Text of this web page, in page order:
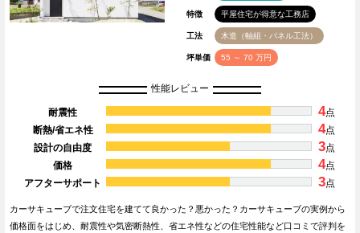
特徴 平屋住宅が得意な工務店
工法 木造（軸組・パネル工法）
坪単価 55 ～ 70 万円
性能レビュー
耐震性 4点
断熱/省エネ性
4点
設計の自由度
3点
価格
4点
アフターサポート
3点
カーサキューブで注文住宅を建てて良かった？悪かった？カーサキューブの実例から
価格面をはじめ、耐震性や気密断熱性、省エネ性などの住宅性能など口コミで評判を